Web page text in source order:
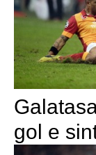
gol e